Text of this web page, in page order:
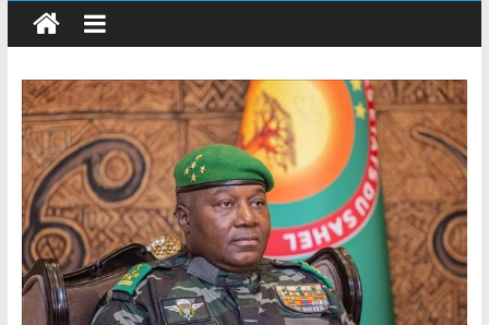
Mali.
MARADI : Le Président de la République, Chef de l’État, S.E le
pour la célébration de la 3ᵉ édition de la Journée Nationale de
l’Arbre (JNA).